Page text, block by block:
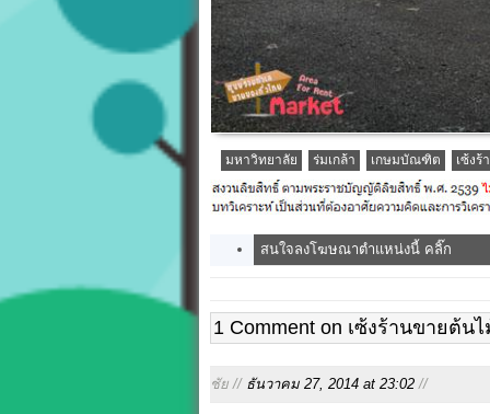
มหาวิทยาลัย ร่มเกล้า เกษมบัณฑิต เซ้งร้
สนใจลงโฆษณาตำแหน่งนี้ คลิ๊ก
1 Comment on เซ้งร้านขายต้
ชัย // ธันวาคม 27, 2014 at 23:02 //